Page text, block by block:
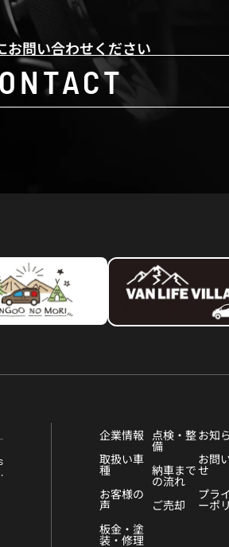
お問い合わせください
企業情報
取扱い車
種
お客様の
声
板金・塗
装・修理
点検・整
備
納車まで
の流れ
ご売却
お知
お問
せ
プラ
ーポ